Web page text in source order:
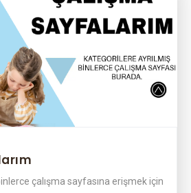
çalışma sayfasına erişmek için